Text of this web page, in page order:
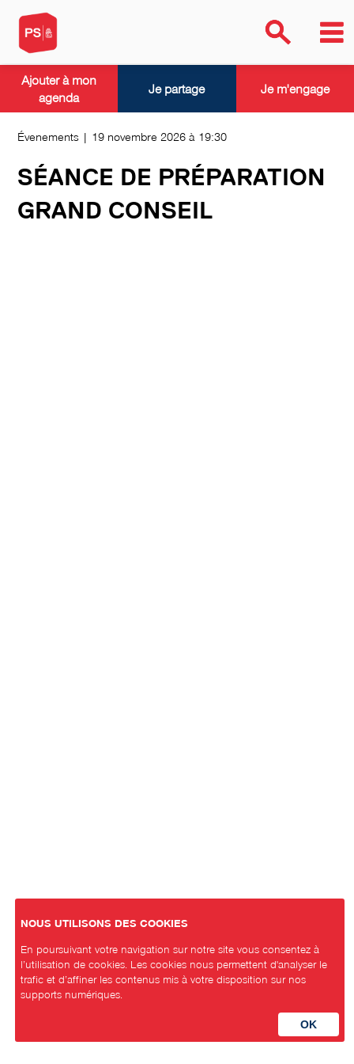
Évenements | 19 novembre 2026 à 19:30
SÉANCE DE PRÉPARATION
GRAND CONSEIL
Ajouter à mon
agenda
Je partage Je m'engage
NOUS UTILISONS DES COOKIES
En poursuivant votre navigation sur notre site vous consentez à
l’utilisation de cookies. Les cookies nous permettent d'analyser le
trafic et d’affiner les contenus mis à votre disposition sur nos
supports numériques.